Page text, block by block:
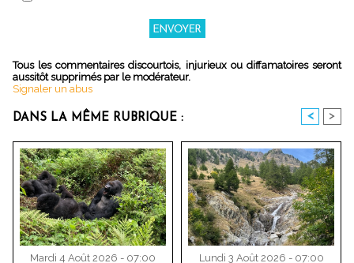
Tous les commentaires discourtois, injurieux ou diffamatoires seront
aussitôt supprimés par le modérateur.
Signaler un abus
DANS LA MÊME RUBRIQUE : < >
Mardi 4 Août 2026 - 07:00 Lundi 3 Août 2026 - 07:00